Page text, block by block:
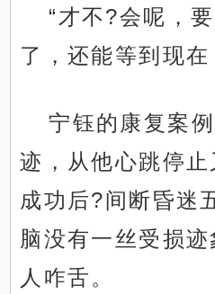
“才不?会呢，
了，还能等到现在
宁钰的康复案
迹，从他心跳停
成功后?间断昏迷
脑没有一丝受损
人咋舌。